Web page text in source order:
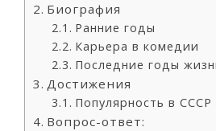
Биография
Ранние годы
Карьера в комедии
Последние годы
Достижения
Популярность в СССР
Вопрос-ответ: